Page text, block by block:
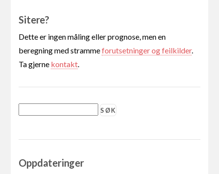
Sitere?
Dette er ingen måling eller prognose, men en
beregning med strammeforutsetninger og feilkilder.
Ta gjerne kontakt
Oppdateringer